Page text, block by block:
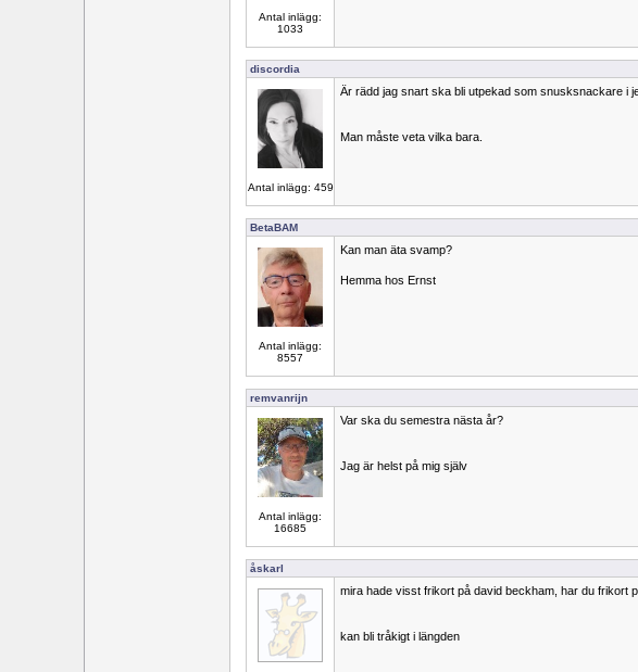
Antal inlägg:
1033
discordia
Antal inlägg: 459
Är rädd jag snart ska bli utpekad som snusksnackare i
Man måste veta vilka bara.
BetaBAM
Antal inlägg:
8557
Kan man äta svamp?
Hemma hos Ernst
remvanrijn
Antal inlägg:
16685
Var ska du semestra nästa år?
Jag är helst på mig själv
åskarl
mira hade visst frikort på david beckham, har du frikort
kan bli tråkigt i längden